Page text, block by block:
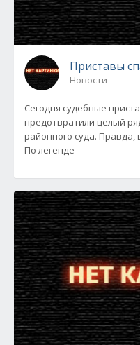
Приставы
Новости
Сегодня судебные
предотвратили целый
районного суда. Правда,
По легенде